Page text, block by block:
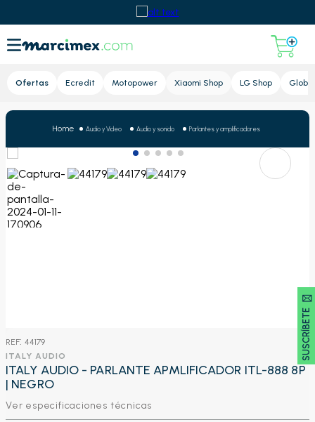
Ofertas Ecredit Motopower Xiaomi Shop LG Shop Global
SUSCRÍBETE 🖂
Audio y Video Audio y sonido Parlantes y amplificadores
: 44179
ITALY AUDIO
ITALY AUDIO - PARLANTE APMLIFICADOR ITL-888 8P
| NEGRO
Ver especificaciones técnicas